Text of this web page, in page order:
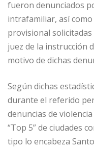
fueron denunciados
intrafamiliar, así
provisional
juez de la instrucción
motivo de dichas
Según dichas
durante el referido
denuncias de
“Top 5” de ciudades
tipo lo encabeza